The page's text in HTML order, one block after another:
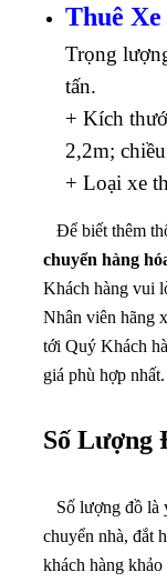
Thuê
Trọng
tấn.
+ Kích
2,2m;
+ Loại xe
Để biết thêm
chuyển hàng
Khách hàng vui
Nhân viên hãng
tới Quý Khách
giá phù hợp nhất.
Số Lượng
Số lượng đồ là
chuyển nhà, đắt
khách hàng khảo